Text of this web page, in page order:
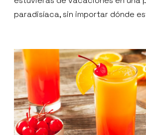
paradisíaca, sin importar dónde